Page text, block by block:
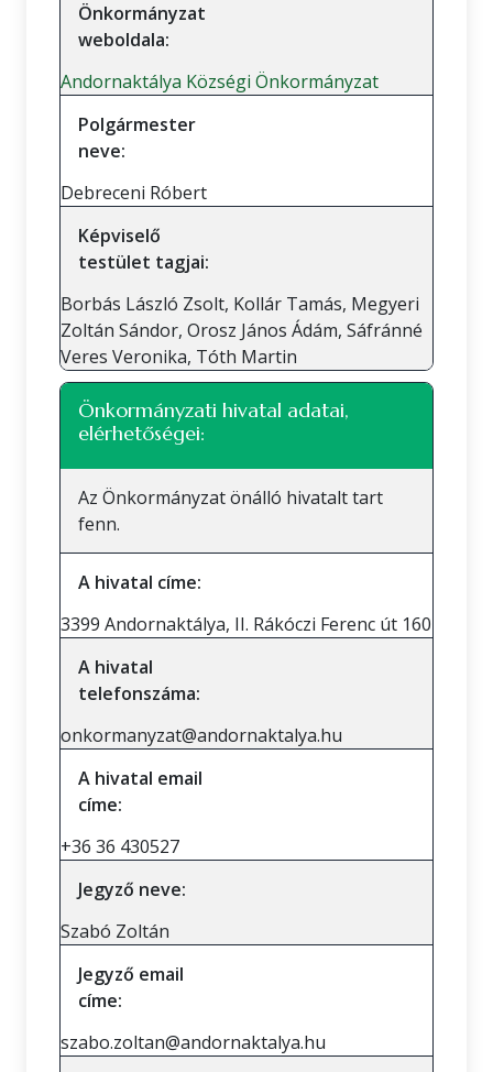
Önkormányzat
weboldala:
Andornaktálya Községi Önkormányzat
Polgármester
neve:
Debreceni Róbert
Képviselő
testület tagjai:
Borbás László Zsolt, Kollár Tamás, Megyeri
Zoltán Sándor, Orosz János Ádám, Sáfránné
Veres Veronika, Tóth Martin
Önkormányzati hivatal adatai,
elérhetőségei:
Az Önkormányzat önálló hivatalt tart
fenn.
A hivatal címe:
3399 Andornaktálya, II. Rákóczi Ferenc út 160
A hivatal
telefonszáma:
onkormanyzat@andornaktalya.hu
A hivatal email
címe:
+36 36 430527
Jegyző neve:
Szabó Zoltán
Jegyző email
címe:
szabo.zoltan@andornaktalya.hu